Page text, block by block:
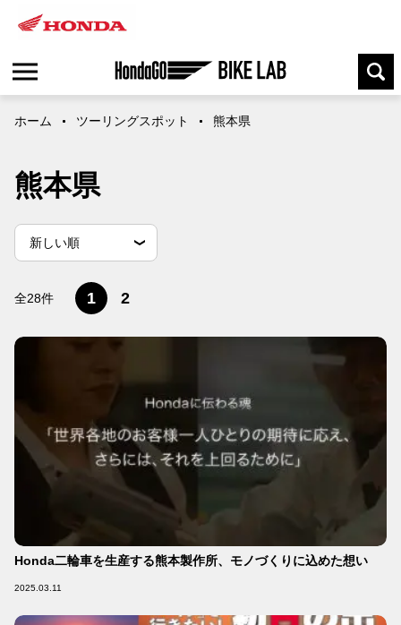
ホーム ツーリングスポット 熊本県
熊本県
並
替
条
並べ替え条件
新しい順
全28件
1 2
Honda二輪車を生産する熊本製作所、モノづくりに込めた想い
2025.03.11